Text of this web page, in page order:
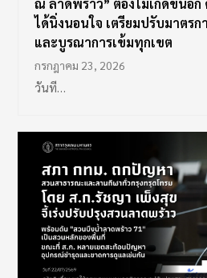
ได้นิ่งนอนใจ เตรียมปรับมาตรก
และบูรณาการเข้มทุกเขต
กรกฎาคม 23, 2026
วันที…